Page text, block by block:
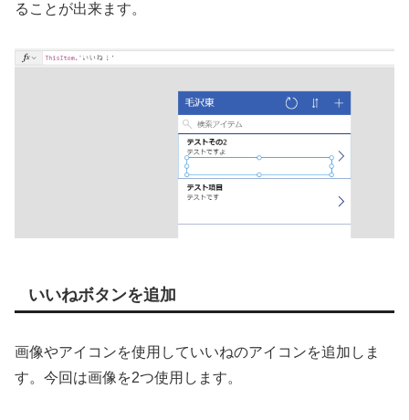
ることが出来ます。
いいねボタンを追加
画像やアイコンを使用していいねのアイコンを追加しま
す。今回は画像を2つ使用します。